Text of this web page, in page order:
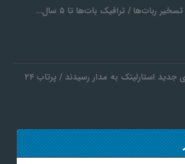
ربات‌ها / ترافیک بات‌ها تا ۵ سال…
ماهواره‌های جدید استارلینک به مدار رسیدند / پرتاب ۲۴